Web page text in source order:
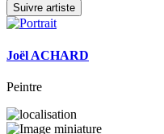
Suivre artiste
Joël ACHARD
Peintre